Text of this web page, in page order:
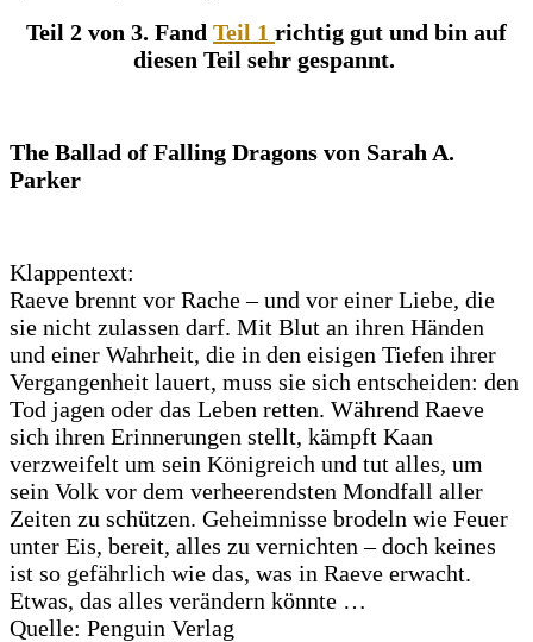
Teil 2 von 3. Fand Teil 1 richtig gut und bin auf
diesen Teil sehr gespannt.
The Ballad of Falling Dragons von Sarah A.
Parker
Klappentext:
Raeve brennt vor Rache – und vor einer Liebe, die
sie nicht zulassen darf. Mit Blut an ihren Händen
und einer Wahrheit, die in den eisigen Tiefen ihrer
Vergangenheit lauert, muss sie sich entscheiden: den
Tod jagen oder das Leben retten. Während Raeve
sich ihren Erinnerungen stellt, kämpft Kaan
verzweifelt um sein Königreich und tut alles, um
sein Volk vor dem verheerendsten Mondfall aller
Zeiten zu schützen. Geheimnisse brodeln wie Feuer
unter Eis, bereit, alles zu vernichten – doch keines
ist so gefährlich wie das, was in Raeve erwacht.
Etwas, das alles verändern könnte …
Quelle: Penguin Verlag